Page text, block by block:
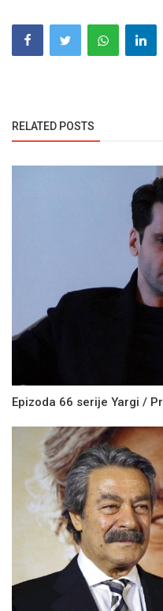
RELATED POSTS
Epizoda 66 serije Yargi /